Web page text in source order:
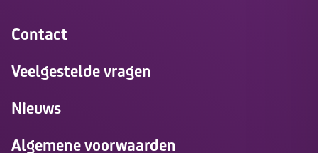
Contact
Veelgestelde vragen
Nieuws
Algemene voorwaarden